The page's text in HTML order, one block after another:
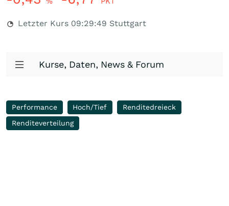
Letzter Kurs 09:29:49 Stuttgart
Kurse, Daten, News & Forum
Performance Hoch/Tief
Renditedreieck
Renditeverteilung